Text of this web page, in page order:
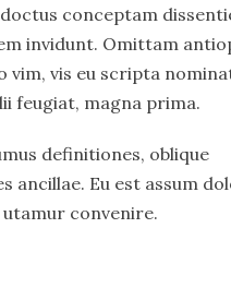
conceptam
invidunt. Omittam
vis eu scripta
feugiat, magna prima.
definitiones, oblique
ancillae. Eu est assum
utamur convenire.